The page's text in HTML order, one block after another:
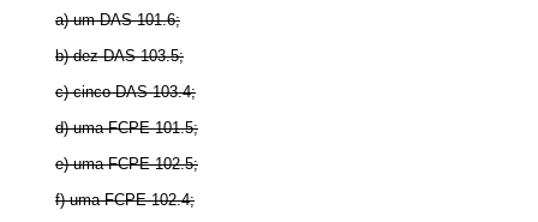
a) um DAS 101.6;
b) dez DAS 103.5;
c) cinco DAS 103.4;
d) uma FCPE 101.5;
e) uma FCPE 102.5;
f) uma FCPE 102.4;